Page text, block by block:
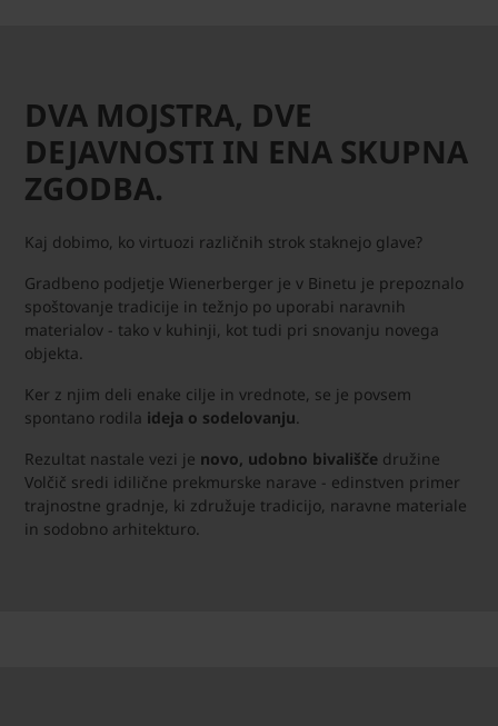
DVA MOJSTRA, DVE
DEJAVNOSTI IN ENA SKUPNA
ZGODBA.
Kaj dobimo, ko virtuozi različnih strok staknejo glave?
Gradbeno podjetje Wienerberger je v Binetu je prepoznalo
spoštovanje tradicije in težnjo po uporabi naravnih
materialov - tako v kuhinji, kot tudi pri snovanju novega
objekta.
Ker z njim deli enake cilje in vrednote, se je povsem
spontano rodila ideja o sodelovanju
Rezultat nastale vezi je novo, udobno bivališče družine
Volčič sredi idilične prekmurske narave - edinstven primer
trajnostne gradnje, ki združuje tradicijo, naravne materiale
in sodobno arhitekturo.